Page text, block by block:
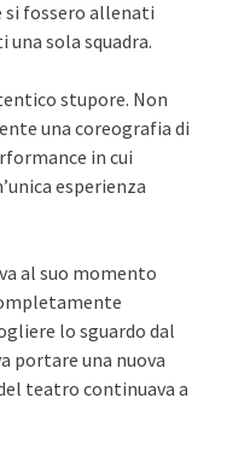
si fossero allenati
sola squadra.
stupore. Non
una coreografia di
in cui
esperienza
al suo momento
lo sguardo dal
portare una nuova
teatro continuava a